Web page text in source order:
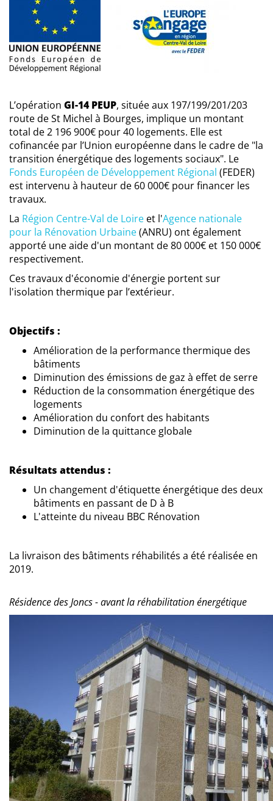
L’opération GI-14 PEUP, située aux 197/199/201/203
route de St Michel à Bourges, implique un montant
total de 2 196 900€ pour 40 logements. Elle est
cofinancée par l’Union européenne dans le cadre de "la
transition énergétique des logements sociaux". Le
Fonds Européen de Développement Régional (FEDER)
est intervenu à hauteur de 60 000€ pour financer les
travaux.
La Région Centre-Val de Loire et l'Agence nationale
pour la Rénovation Urbaine(ANRU) ont également
apporté une aide d'un montant de 80 000€ et 150 000€
respectivement.
Ces travaux d'économie d'énergie portent sur
l'isolation thermique par l’extérieur.
Objectifs :
Amélioration de la performance thermique des
bâtiments
Diminution des émissions de gaz à effet de serre
Réduction de la consommation énergétique des
logements
Amélioration du confort des habitants
Diminution de la quittance globale
Résultats attendus :
Un changement d'étiquette énergétique des deux
bâtiments en passant de D à B
L'atteinte du niveau BBC Rénovation
La livraison des bâtiments réhabilités a été réalisée en
2019.
Résidence des Joncs - avant la réhabilitation énergétique